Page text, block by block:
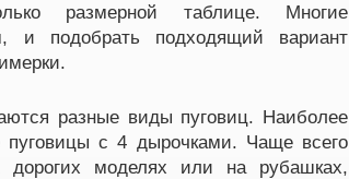
размерной таблице. Многие
и подобрать подходящий вариант
разные виды пуговиц. Наиболее
с 4 дырочками. Чаще всего
моделях или на рубашках,